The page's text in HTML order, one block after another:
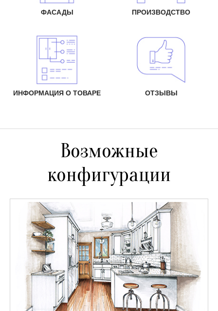
ФАСАДЫ ПРОИЗВОДСТВО
ИНФОРМАЦИЯ О ТОВАРЕ ОТЗЫВЫ
Возможные
конфигурации